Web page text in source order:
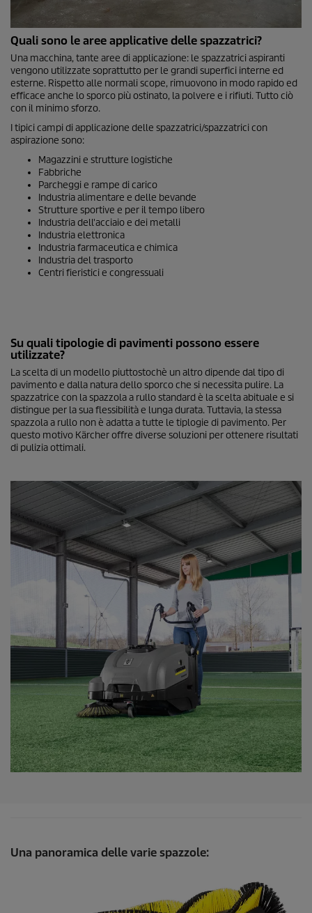
Quali sono le aree applicative delle spazzatrici?
Una macchina, tante aree di applicazione: le spazzatrici aspiranti
vengono utilizzate soprattutto per le grandi superfici interne ed
esterne. Rispetto alle normali scope, rimuovono in modo rapido ed
efficace anche lo sporco più ostinato, la polvere e i rifiuti. Tutto ciò
con il minimo sforzo.
I tipici campi di applicazione delle spazzatrici/spazzatrici con
aspirazione sono:
Magazzini e strutture logistiche
Fabbriche
Parcheggi e rampe di carico
Industria alimentare e delle bevande
Strutture sportive e per il tempo libero
Industria dell'acciaio e dei metalli
Industria elettronica
Industria farmaceutica e chimica
Industria del trasporto
Centri fieristici e congressuali
Su quali tipologie di pavimenti possono essere
utilizzate?
La scelta di un modello piuttostochè un altro dipende dal tipo di
pavimento e dalla natura dello sporco che si necessita pulire. La
spazzatrice con la spazzola a rullo standard è la scelta abituale e si
distingue per la sua flessibilità e lunga durata. Tuttavia, la stessa
spazzola a rullo non è adatta a tutte le tiplogie di pavimento. Per
questo motivo Kärcher offre diverse soluzioni per ottenere risultati
di pulizia ottimali.
Una panoramica delle varie spazzole: